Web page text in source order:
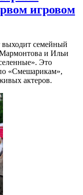
игровом
выходит семейный
и Ильи
Это
«Смешарикам»,
актеров.